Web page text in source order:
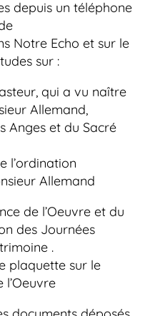
depuis un téléphone
Notre Echo et sur le
sur :
qui a vu naître
Allemand,
Anges et du Sacré
l’ordination
Allemand
de l’Oeuvre et du
des Journées
.
plaquette sur le